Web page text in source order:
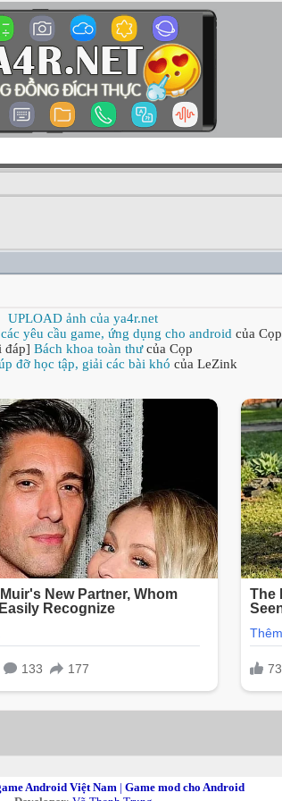
UPLOAD ảnh của ya4r.net
yêu cầu game, ứng dụng cho android của Cọp
đáp] Bách khoa toàn thưcủa Cọp
đỡ học tập, giải các bài khó của LeZink
Android Việt Nam | Game mod cho Android